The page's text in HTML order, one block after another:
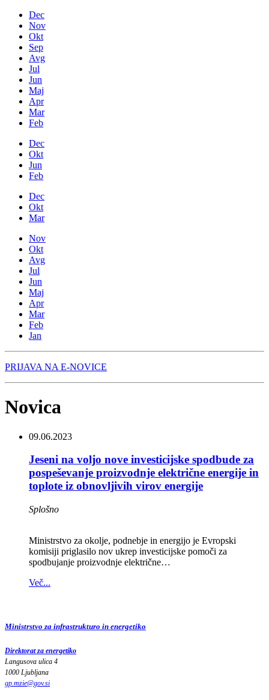
Dec
Nov
Okt
Sep
Avg
Jul
Jun
Maj
Apr
Mar
Feb
Dec
Okt
Jun
Feb
Dec
Okt
Mar
Nov
Okt
Avg
Jul
Jun
Maj
Apr
Mar
Feb
Jan
PRIJAVA NA E-NOVICE
Novica
09.06.2023
Jeseni na voljo nove investicijske spodbude za
pospeševanje proizvodnje električne energije in
toplote iz obnovljivih virov energije
Splošno
Ministrstvo za okolje, podnebje in energijo je Evropski
komisiji priglasilo nov ukrep investicijske pomoči za
spodbujanje proizvodnje električne…
Več...
Ministrstvo za infrastrukturo in energetiko
Direktorat za energetiko
Langusova ulica 4
1000 Ljubljana
gp.mzie@gov.si